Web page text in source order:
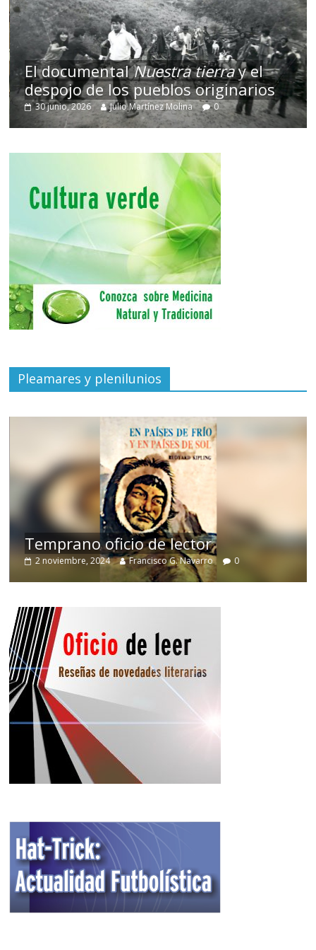
El documentalNuestra tierray el
despojo de los pueblos originarios
30 junio, 2026 Julio Martínez Molina 0
Pleamares y plenilunios
Temprano oficio de lector
2 noviembre, 2024 Francisco G. Navarro 0